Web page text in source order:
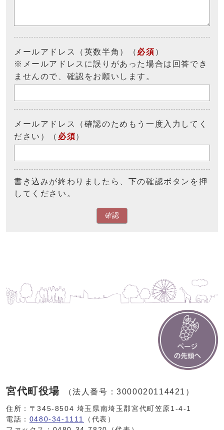
メールアドレス（英数半角）（ 必須 ）
※メールアドレスに誤りがあった場合は回答でき
ませんので、確認をお願いします。
メールアドレス（確認のためもう一度入力してく
ださい）（ 必須）
書き込みが終わりましたら、下の確認ボタンを押
してください。
確認
宮代町役場 （法人番号：3000020114421）
住所：〒345-8504 埼玉県南埼玉郡宮代町笠原1-4-1
電話： 0480-34-1111
（代表）